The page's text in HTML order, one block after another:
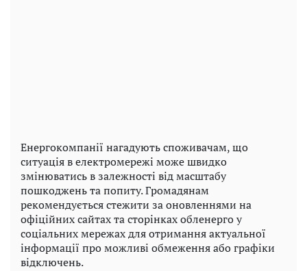
Енергокомпанії нагадують споживачам, що
ситуація в електромережі може швидко
змінюватись в залежності від масштабу
пошкоджень та попиту. Громадянам
рекомендується стежити за оновленнями на
офіційних сайтах та сторінках обленерго у
соціальних мережах для отримання актуальної
інформації про можливі обмеження або графіки
відключень.